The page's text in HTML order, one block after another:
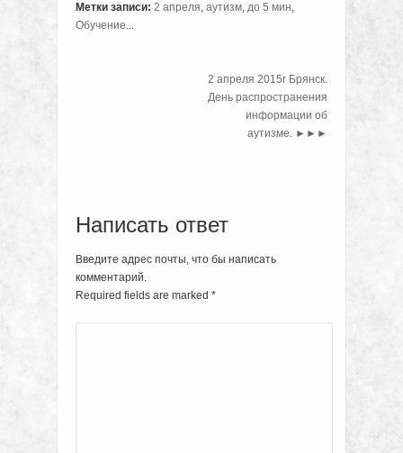
Метки записи: 2 апреля, аутизм, до 5 мин,
Обучение...
2 апреля 2015г Брянск.
День распространения
информации об
аутизме. ►►►
Написать ответ
Введите адрес почты, что бы написать
комментарий.
Required fields are marked *